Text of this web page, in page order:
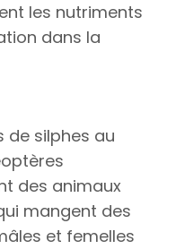
les nutriments
dans la
de silphes au
des animaux
mangent des
et femelles